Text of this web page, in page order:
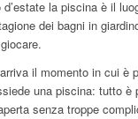
la piscina è il
dei bagni in
il momento in cui
una piscina: tutto
senza troppe